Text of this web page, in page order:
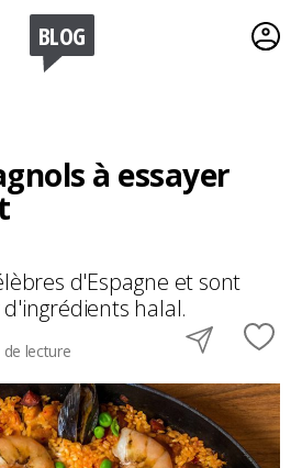
BLOG
à essayer
d'Espagne et sont
halal.
lecture